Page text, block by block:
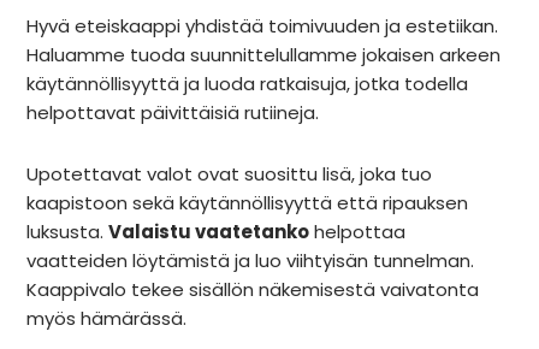
Hyvä eteiskaappi yhdistää toimivuuden ja estetiikan.
Haluamme tuoda suunnittelullamme jokaisen arkeen
käytännöllisyyttä ja luoda ratkaisuja, jotka todella
helpottavat päivittäisiä rutiineja.
Upotettavat valot ovat suosittu lisä, joka tuo
kaapistoon sekä käytännöllisyyttä että ripauksen
luksusta.Valaistu vaatetankohelpottaa
vaatteiden löytämistä ja luo viihtyisän tunnelman.
Kaappivalo tekee sisällön näkemisestä vaivatonta
myös hämärässä.